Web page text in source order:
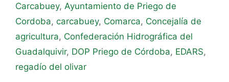
Carcabuey, Ayuntamiento de Priego de
Cordoba, carcabuey, Comarca, Concejalía de
agricultura, Confederación Hidrográfica del
Guadalquivir, DOP Priego de Córdoba, EDARS,
regadío del olivar